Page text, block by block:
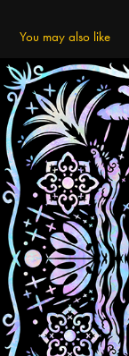
You may also like
[2023